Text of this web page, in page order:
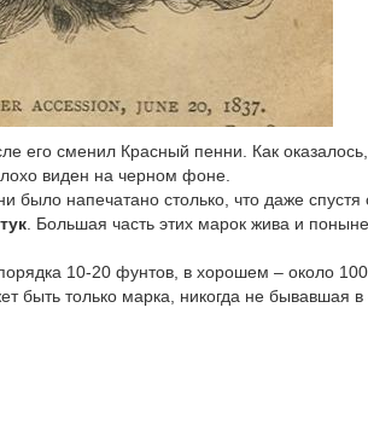
его сменил Красный пенни. Как
виден на черном фоне.
напечатано столько, что даже
. Большая часть этих марок жива и поныне.
10-20 фунтов, в хорошем – около
быть только марка, никогда не бывавшая в